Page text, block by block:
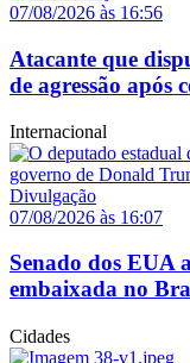
07/08/2026 às 16:56
Atacante que
de agressão após
Internacional
07/08/2026 às 16:07
Senado dos
embaixada no
Cidades